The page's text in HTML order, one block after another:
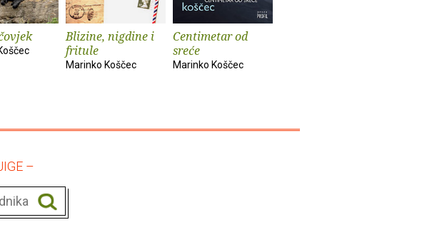
Blizine, nigdine i
fritule
Marinko Koščec
Centimetar od
sreće
Marinko Koščec
–